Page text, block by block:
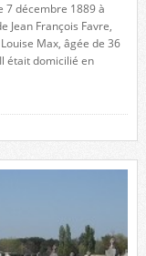
7 décembre 1889 à
Jean François Favre,
Max, âgée de 36
était domicilié en